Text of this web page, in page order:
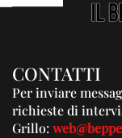
CONTATTI
Per inviare
richieste di
Grillo: